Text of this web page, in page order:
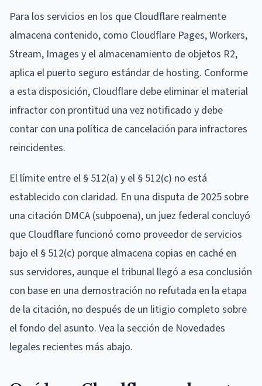
Para los servicios en los que Cloudflare realmente
almacena contenido, como Cloudflare Pages, Workers,
Stream, Images y el almacenamiento de objetos R2,
aplica el puerto seguro estándar de hosting. Conforme
a esta disposición, Cloudflare debe eliminar el material
infractor con prontitud una vez notificado y debe
contar con una política de cancelación para infractores
reincidentes.
El límite entre el § 512(a) y el § 512(c) no está
establecido con claridad. En una disputa de 2025 sobre
una citación DMCA (subpoena), un juez federal concluyó
que Cloudflare funcionó como proveedor de servicios
bajo el § 512(c) porque almacena copias en caché en
sus servidores, aunque el tribunal llegó a esa conclusión
con base en una demostración no refutada en la etapa
de la citación, no después de un litigio completo sobre
el fondo del asunto. Vea la sección de Novedades
legales recientes más abajo.